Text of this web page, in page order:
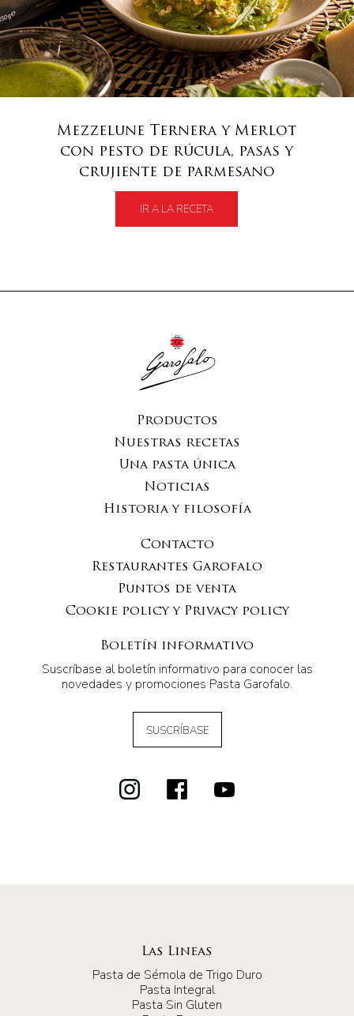
Mezzelune Ternera y Merlot
con pesto de rúcula, pasas y
crujiente de parmesano
IR A LA RECETA
Productos
Nuestras recetas
Una pasta única
Noticias
Historia y filosofía
Contacto
Restaurantes Garofalo
Puntos de venta
Cookie policy y Privacy policy
Boletín informativo
Suscríbase al boletín informativo para conocer las
novedades y promociones Pasta Garofalo.
SUSCRÍBASE
Las Lineas
Pasta de Sémola de Trigo Duro
Pasta Integral
Pasta Sin Gluten